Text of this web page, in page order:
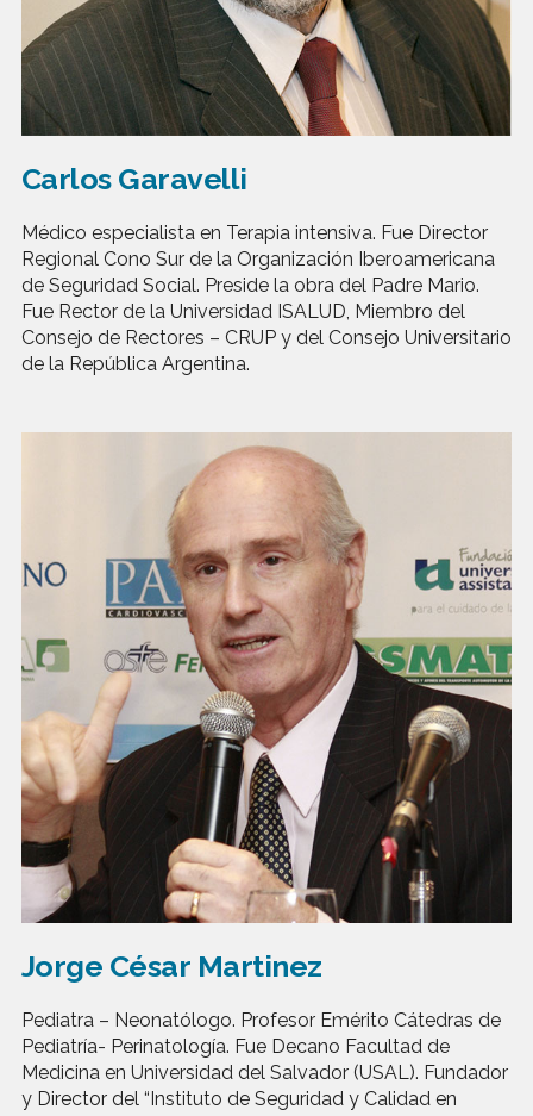
Carlos Garavelli
Médico especialista en Terapia intensiva. Fue Director
Regional Cono Sur de la Organización Iberoamericana
de Seguridad Social. Preside la obra del Padre Mario.
Fue Rector de la Universidad ISALUD, Miembro del
Consejo de Rectores – CRUP y del Consejo Universitario
de la República Argentina.
Jorge César Martinez
Pediatra – Neonatólogo. Profesor Emérito Cátedras de
Pediatría- Perinatología. Fue Decano Facultad de
Medicina en Universidad del Salvador (USAL). Fundador
y Director del “Instituto de Seguridad y Calidad en